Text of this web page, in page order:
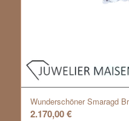
Wunderschöner Smaragd
2.170,00€